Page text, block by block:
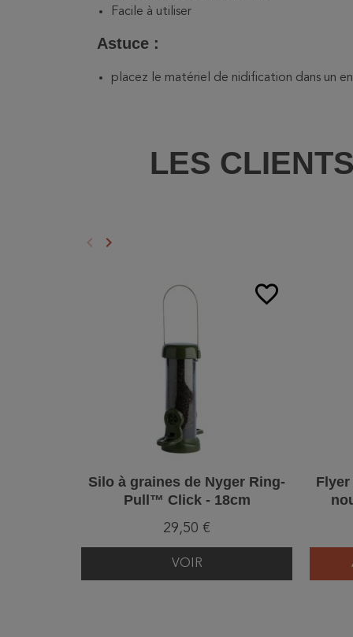
Facile à utiliser
Astuce :
placez le matériel de nidification dans un
LES
Précédent
keyboard_arrow_left Suivant
keyboard_arrow_right
favorite_border
Silo à graines de Nyger Ring-
Pull™ Click - 18cm
29,50 €
VOIR